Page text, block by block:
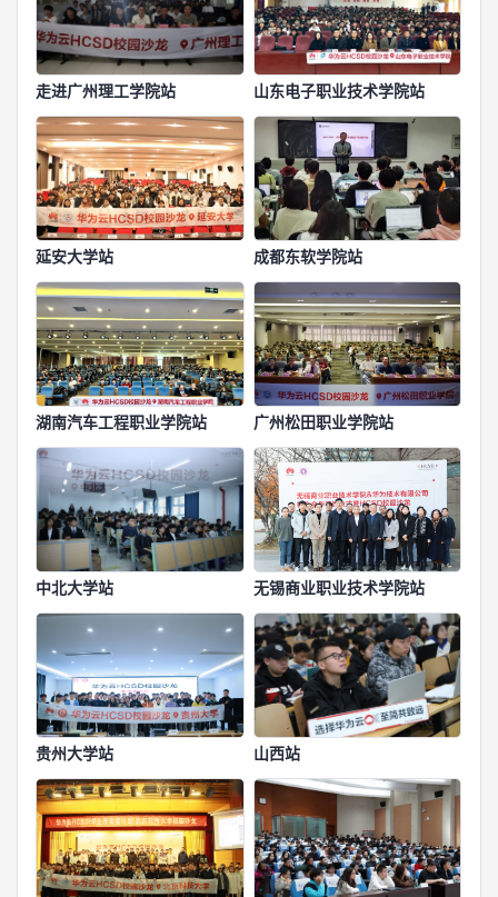
走进广州理工学院站 山东电子职业技术学院站
延安大学站 成都东软学院站
湖南汽车工程职业学院站 广州松田职业学院站
中北大学站 无锡商业职业技术学院站
贵州大学站 山西站